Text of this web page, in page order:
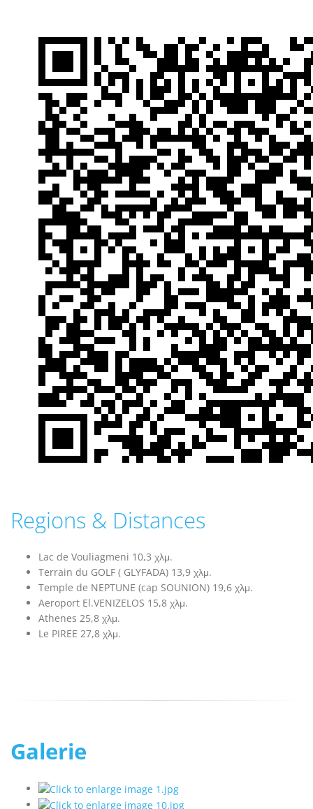
Regions & Distances
Lac de Vouliagmeni 10,3 χλμ.
Terrain du GOLF ( GLYFADA) 13,9 χλμ.
Temple de NEPTUNE (cap SOUNION) 19,6 χλμ.
Aeroport El.VENIZELOS 15,8 χλμ.
Athenes 25,8 χλμ.
Le PIREE 27,8 χλμ.
Galerie